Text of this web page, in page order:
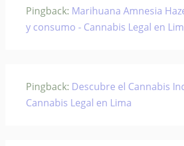
Pingback: Marihuana Amnesia
y consumo - Cannabis Legal en
Pingback: Descubre el Cannabis
Cannabis Legal en Lima